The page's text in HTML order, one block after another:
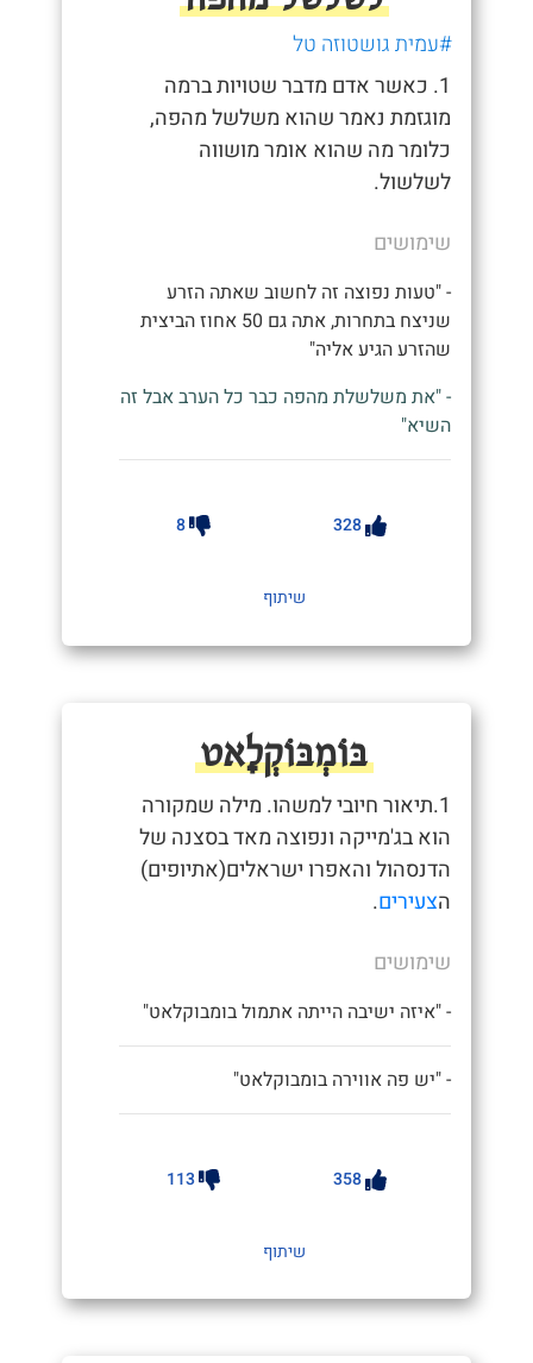
#עמית גושטוזה טל
1. כאשר אדם מדבר שטויות ברמה
מוגזמת נאמר שהוא משלשל מהפה,
כלומר מה שהוא אומר מושווה
לשלשול.
שימושים
- "טעות נפוצה זה לחשוב שאתה הזרע
שניצח בתחרות, אתה גם 50 אחוז הביצית
שהזרע הגיע אליה"
- "את משלשלת מהפה כבר כל הערב אבל זה
השיא"
328
8
שיתוף
בּוֹמְבּוֹקְלָאט
1.תיאור חיובי למשהו. מילה שמקורה
הוא בג'מייקה ונפוצה מאד בסצנה של
הדנסהול והאפרו ישראלים(אתיופים)
הצעירים.
שימושים
- "איזה ישיבה הייתה אתמול בומבוקלאט"
- "יש פה אווירה בומבוקלאט"
358
113
שיתוף